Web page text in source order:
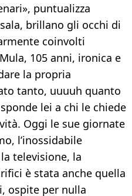
puntualizza
brillano gli occhi di
coinvolti
105 anni, ironica e
la propria
tanto, uuuuh quanto
lei a chi le chiede
Oggi le sue giornate
l’inossidabile
televisione, la
è stata anche quella
ospite per nulla